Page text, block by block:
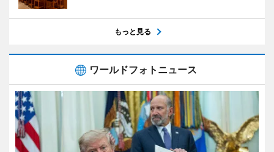
もっと見る
ワールドフォトニュース